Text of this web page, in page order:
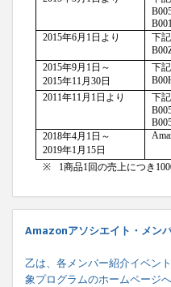
Amazonアソシエイト・メン
乙は、各メンバー紹介イベン
象プログラムのホームページ